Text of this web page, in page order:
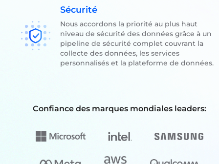
Sécurité
Nous accordons la priorité au plus haut
niveau de sécurité des données grâce à un
pipeline de sécurité complet couvrant la
collecte des données, les services
personnalisés et la plateforme de données.
Confiance des marques mondiales leaders: